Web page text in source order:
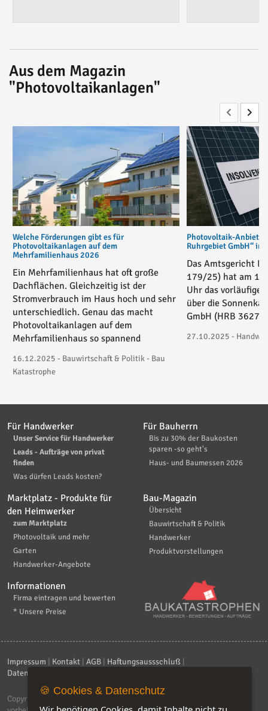
Aus dem Magazin
"Photovoltaikanlagen"
Welche Förderungen gibt es für
Photovoltaikanlagen auf dem
Mehrfamilienhaus 2026
Ein Mehrfamilienhaus hat oft große
Dachflächen. Gleichzeitig ist der
Stromverbrauch im Haus hoch und sehr
unterschiedlich. Genau das macht
Photovoltaikanlagen auf dem
Mehrfamilienhaus so spannend
16.12.2025 - Bauwirtschaft & Politik - Bau
Katastrophe
Photovoltaik-Anbieter
Ruhrgebiet GmbH“ in
Das Amtsgericht
179/25) hat am
Uhr das vorläufige
über die
GmbH (HRB
27.10.2025 -
Für Handwerker
Unser Service für Handwerker
Leads - Aufträge von privat
finden
Was dürfen Leads kosten?
Für Bauherrn
Bis zu 30% der Baukosten
sparen -so geht's
Haus- und Baumessen 2026
Marktplatz - Produkte für
den Heimwerker
zum Marktplatz
Photovoltaik und mehr
Garten
Handwerker-Angebote
Bau-Magazin
Übersicht
Bauwirtschaft & Politik
Handwerker
Produktvorstellungen
Informationen
Firma eintragen und bewerten
* Unsere Preise
Impressum Kontakt AGB Haftungsaussschluß
Datenschutzerklärung
Copyright © 2026
🍪 Cookies & Datenschutz